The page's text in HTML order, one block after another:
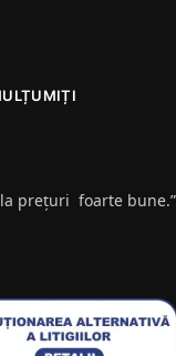
prețuri foarte bune.”